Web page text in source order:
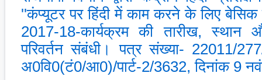
''कंप्‍यूटर पर हिंदी में काम करने के लिए बेसिक
2017-18-कार्यक्रम की तारीख,
परिवर्तन संबंधी। पत्र संख्‍या- 22011/
अ0वि0(टं0/आ0)/पार्ट-2/3632, दिनांक 9